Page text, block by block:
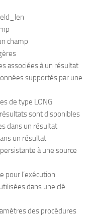
champ
associées à un résultat
supportés par une
de type LONG
sont disponibles
dans un résultat
un résultat
à une source
pour l’exécution
dans une clé
des procédures